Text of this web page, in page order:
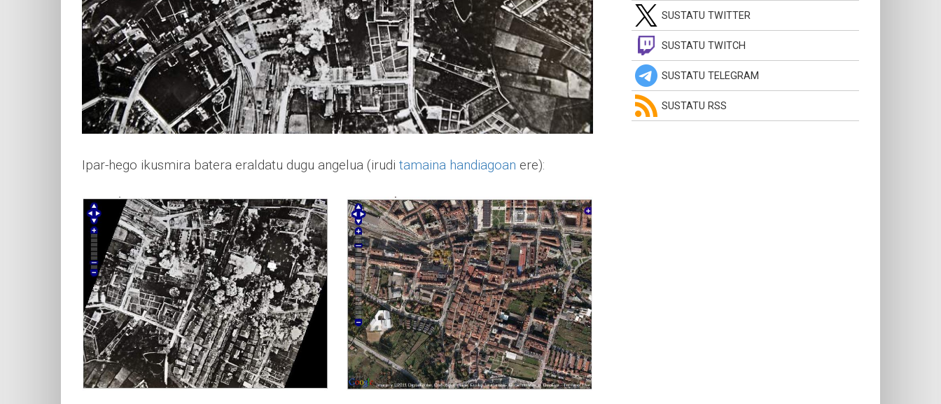
Ipar-hego ikusmira batera eraldatu dugu angelua (irudi tamaina handiagoan ere):
SUSTATU TWITTER
SUSTATU TWITCH
SUSTATU TELEGRAM
SUSTATU RSS